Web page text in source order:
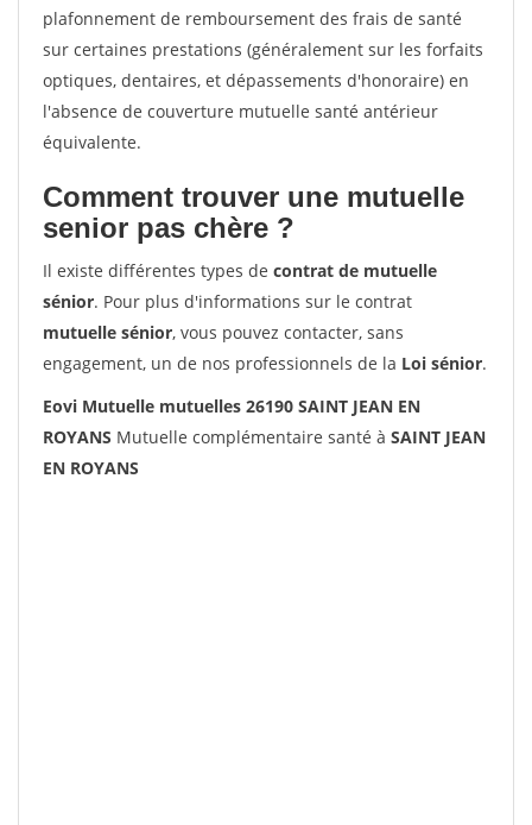
plafonnement de remboursement des frais de santé
sur certaines prestations (généralement sur les forfaits
optiques, dentaires, et dépassements d'honoraire) en
l'absence de couverture mutuelle santé antérieur
équivalente.
Comment trouver une mutuelle
senior pas chère ?
Il existe différentes types de contrat de mutuelle
sénior. Pour plus d'informations sur le contrat
mutuelle sénior, vous pouvez contacter, sans
engagement, un de nos professionnels de la Loi sénior.
Eovi Mutuelle mutuelles 26190 SAINT JEAN EN
ROYANS Mutuelle complémentaire santé à SAINT JEAN
EN ROYANS